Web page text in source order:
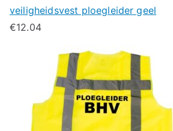
veiligheidsvest ploegleider geel
€12.04